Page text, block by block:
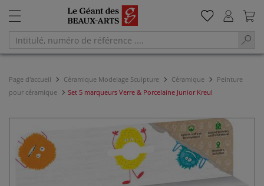
Page d'accueil Céramique Modelage Sculpture Céramique
Peinture
pour céramique
Set 5 marqueurs Verre & Porcelaine Junior Kreul